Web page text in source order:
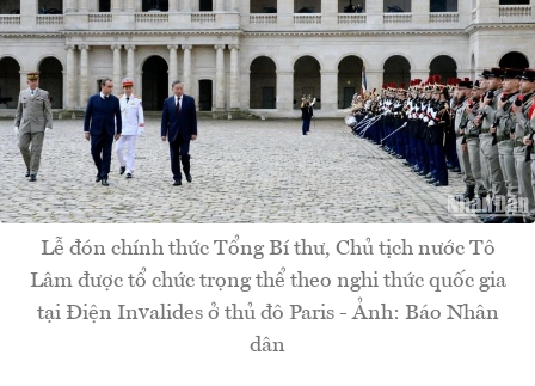
Lễ đón chính thức Tổng Bí thư, Chủ tịch nước Tô
Lâm được tổ chức trọng thể theo nghi thức quốc gia
tại Điện Invalides ở thủ đô Paris - Ảnh: Báo Nhân
dân